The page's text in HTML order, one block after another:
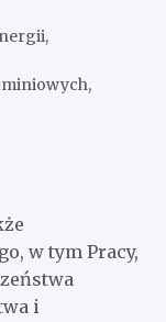
w tym Pracy,
i